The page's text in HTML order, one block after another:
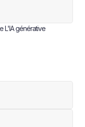
L'IA générative